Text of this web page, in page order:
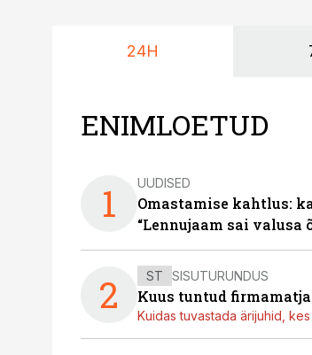
24H
ENIMLOETUD
1 UUDISED
Omastamise kahtlus:
“Lennujaam sai valusa
2 ST SISUTURUNDUS
Kuus tuntud
Kuidas tuvastada ärijuhid,